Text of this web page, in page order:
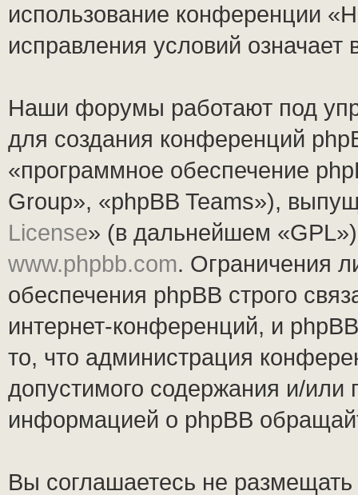
использование конференции
исправления условий
Наши форумы работают под
для создания конференций
«программное обеспечение
Group», «phpBB Teams»),
License» (в дальнейшем
www.phpbb.com. Ограничения
обеспечения phpBB строго
интернет-конференций, и
то, что администрация
допустимого содержания и/или
информацией о phpBB
Вы соглашаетесь не